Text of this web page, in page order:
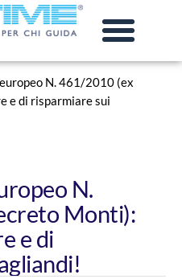
N. 461/2010 (ex
e di risparmiare sui
N.
Monti):
e di